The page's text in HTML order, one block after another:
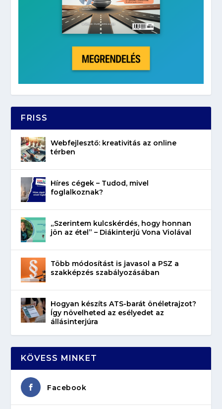
FRISS
Webfejlesztő: kreativitás az online
térben
Híres cégek – Tudod, mivel
foglalkoznak?
„Szerintem kulcskérdés, hogy honnan
jön az étel” – Diákinterjú Vona Violával
Több módosítást is javasol a PSZ a
szakképzés szabályozásában
Hogyan készíts ATS-barát önéletrajzot?
Így növelheted az esélyedet az
állásinterjúra
KÖVESS MINKET
Facebook